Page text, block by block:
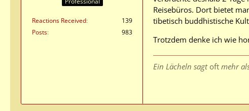
Reactions Received
139
Posts
983
Reisebüros. Dort bietet
tibetisch buddhistische
Trotzdem denke ich wie
Ein Lächeln sagtoft mehr